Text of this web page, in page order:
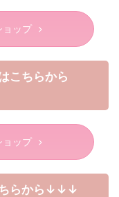
ョップ
こちらから
ョップ
ちらから↓↓↓